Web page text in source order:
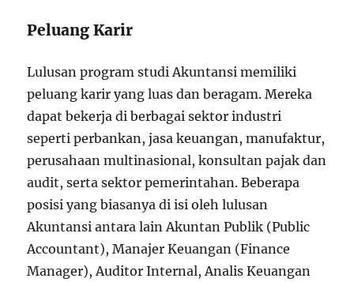
Peluang Karir
Lulusan program studi Akuntansi memiliki
peluang karir yang luas dan beragam. Mereka
dapat bekerja di berbagai sektor industri
seperti perbankan, jasa keuangan, manufaktur,
perusahaan multinasional, konsultan pajak dan
audit, serta sektor pemerintahan. Beberapa
posisi yang biasanya di isi oleh lulusan
Akuntansi antara lain Akuntan Publik (Public
Accountant), Manajer Keuangan (Finance
Manager), Auditor Internal, Analis Keuangan